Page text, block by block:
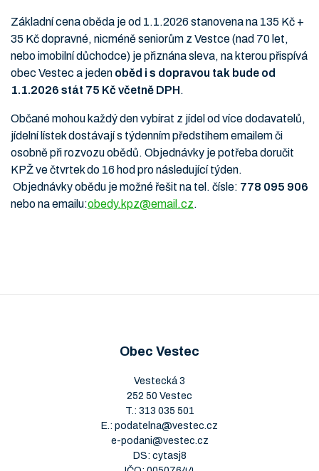
Základní cena oběda je od 1.1.2026 stanovena na 135 Kč +
35 Kč dopravné, nicméně seniorům z Vestce (nad 70 let,
nebo imobilní důchodce) je přiznána sleva, na kterou přispívá
obec Vestec a jeden oběd i s dopravou tak bude od
1.1.2026 stát 75 Kč včetně DPH.
Občané mohou každý den vybírat z jídel od více dodavatelů,
jídelní lístek dostávají s týdenním předstihem emailem či
osobně při rozvozu obědů. Objednávky je potřeba doručit
KPŽ ve čtvrtek do 16 hod pro následující týden.
Objednávky obědu je možné řešit na tel. čísle: 778 095 906
nebo na emailu:obedy.kpz@email.cz.
Obec Vestec
Vestecká 3
252 50 Vestec
T.: 313 035 501
E.: podatelna@vestec.cz
e-podani@vestec.cz
DS: cytasj8